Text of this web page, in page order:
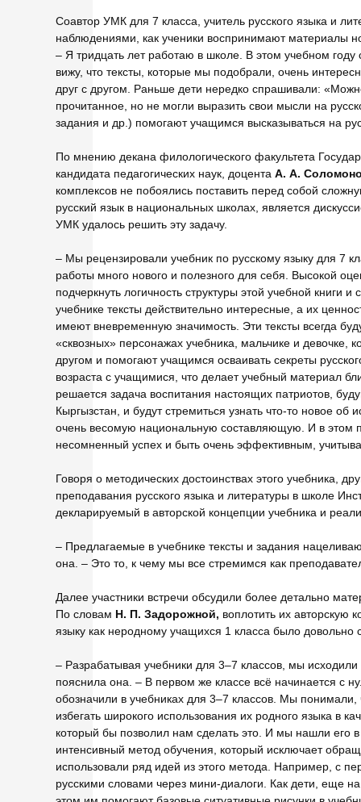
Соавтор УМК для 7 класса, учитель русского языка и
наблюдениями, как ученики воспринимают материалы
– Я тридцать лет работаю в школе. В этом учебном
вижу, что тексты, которые мы подобрали, очень
друг с другом. Раньше дети нередко спрашивали:
прочитанное, но не могли выразить свои мысли на
задания и др.) помогают учащимся высказываться на
По мнению декана филологического факультета
кандидата педагогических наук, доцента А. А.
комплексов не побоялись поставить перед собой
русский язык в национальных школах, является
УМК удалось решить эту задачу.
– Мы рецензировали учебник по русскому языку для 7
работы много нового и полезного для себя. Высокой
подчеркнуть логичность структуры этой учебной
учебнике тексты действительно интересные, а их
имеют вневременную значимость. Эти тексты всегда
«сквозных» персонажах учебника, мальчике и девочке,
другом и помогают учащимся осваивать секреты
возраста с учащимися, что делает учебный материал
решается задача воспитания настоящих патриотов,
Кыргызстан, и будут стремиться узнать что-то новое
очень весомую национальную составляющую. И в этом
несомненный успех и быть очень эффективным,
Говоря о методических достоинствах этого учебника,
преподавания русского языка и литературы в школе
декларируемый в авторской концепции учебника и
– Предлагаемые в учебнике тексты и задания
она. – Это то, к чему мы все стремимся как
Далее участники встречи обсудили более детально
По словам Н. П. Задорожной, воплотить их авторскую
языку как неродному учащихся 1 класса было довольно
– Разрабатывая учебники для 3–7 классов, мы
пояснила она. – В первом же классе всё начинается с
обозначили в учебниках для 3–7 классов. Мы понимали,
избегать широкого использования их родного языка в
который бы позволил нам сделать это. И мы нашли его
интенсивный метод обучения, который исключает
использовали ряд идей из этого метода. Например, с
русскими словами через мини-диалоги. Как дети, еще